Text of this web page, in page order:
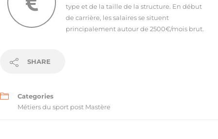
type et de la taille de la structure. En début
de carrière, les salaires se situent
principalement autour de 2500€/mois brut.
SHARE
Categories
Métiers du sport post Mastère